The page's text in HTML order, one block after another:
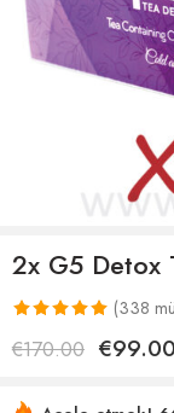
2x G5 Detox
338
müşteri
(338
€170.00 €99.00